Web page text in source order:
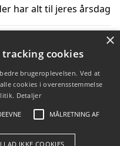
har alt til jeres årsdag
ur til mænd
til ham der har alt
×
cookies
brugeroplevelsen. Ved at
cookies i overensstemmelse
Detaljer
MÅLRETNING AF
IKKE COOKIES